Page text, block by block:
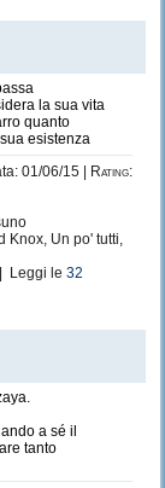
la sua vita
quanto
esistenza
01/06/15 |
Rating:
Knox, Un po' tutti,
| Leggi le 32
a sé il
tanto